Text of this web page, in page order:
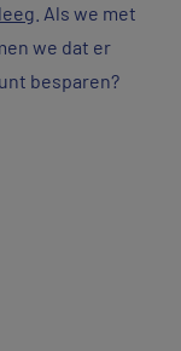
. Als we met
we dat er
besparen?